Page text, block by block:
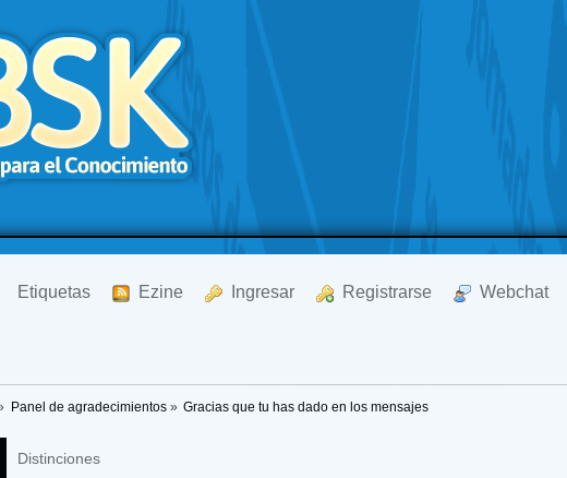
Etiquetas Ezine Ingresar Registrarse Webchat
Panel de agradecimientos» Gracias que tu has dado en los mensajes
Distinciones